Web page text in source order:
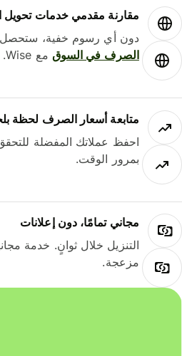
مقارنة مقدمي خدمات تحويل
دون أي رسوم خفية، ستحصل
الصرف في السوقمع Wise.
متابعة أسعار الصرف لحظة
احفظ عملاتك المفضلة
بمرور الوقت.
مجاني تمامًا، دون إعلانات
التنزيل خلال ثوانٍ. خدمة
مزعجة.